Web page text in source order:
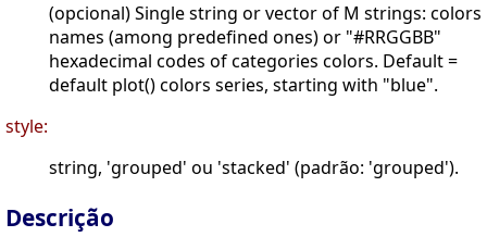
(opcional) Single string or vector of M strings: colors
names (among predefined ones) or "#RRGGBB"
hexadecimal codes of categories colors. Default =
default plot() colors series, starting with "blue".
style:
string, 'grouped' ou 'stacked' (padrão: 'grouped').
Descrição